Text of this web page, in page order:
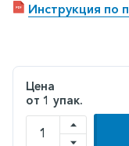
Желудочно-
кишечные
Инструкция по
Цена
от 1 упак.